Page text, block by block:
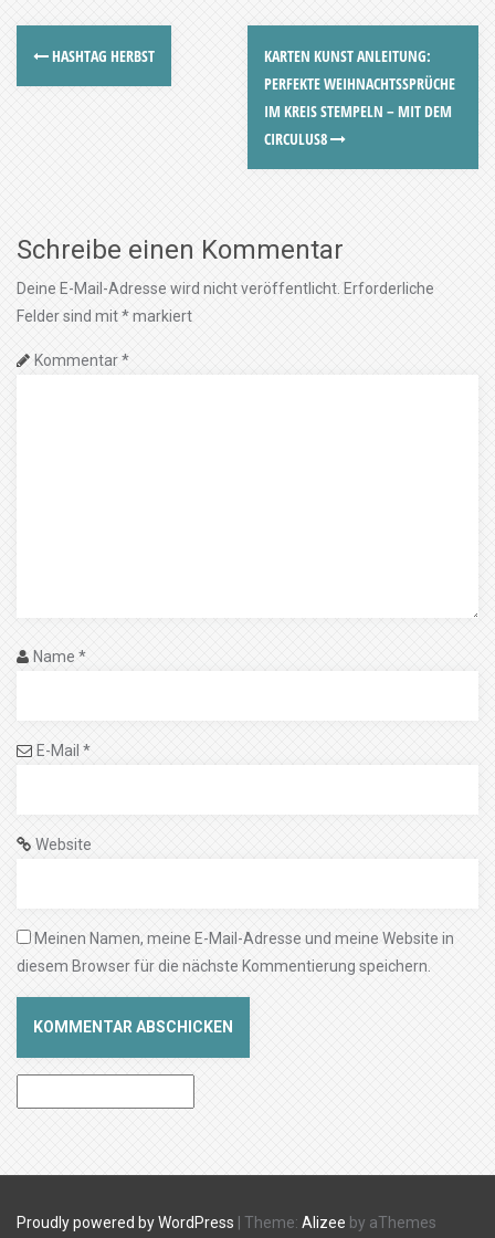
HASHTAG HERBST
KARTEN KUNST ANLEITUNG:
PERFEKTE WEIHNACHTSSPRÜCHE
IM KREIS STEMPELN – MIT DEM
CIRCULUS8
Schreibe einen Kommentar
Deine E-Mail-Adresse wird nicht veröffentlicht. Erforderliche
Felder sind mit*markiert
Kommentar*
Name *
E-Mail *
Website
Meinen Namen, meine E-Mail-Adresse und meine Website in
diesem Browser für die nächste Kommentierung speichern.
Proudly powered by WordPress | Theme: Alizee by aThemes